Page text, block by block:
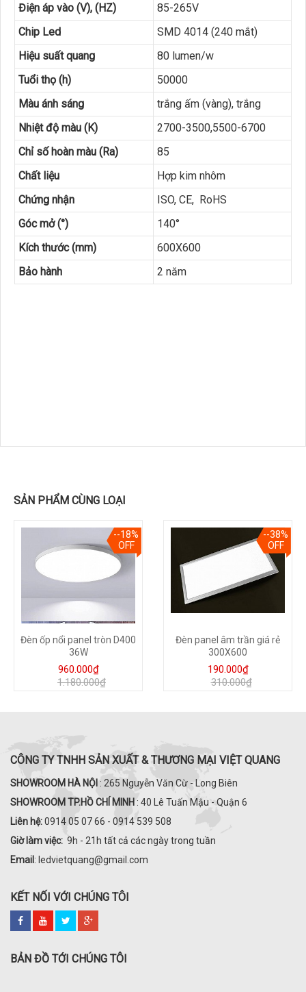
Điện áp vào (V), (HZ)
85-265V
Chip Led
SMD 4014 (240 mắt)
Hiệu suất quang
80 lumen/w
Tuổi thọ (h)
50000
Màu ánh sáng
trắng ấm (vàng), trắng
Nhiệt độ màu (K)
2700-3500,5500-6700
Chỉ số hoàn màu (Ra)
85
Chất liệu
Hợp kim nhôm
Chứng nhận
ISO, CE, RoHS
Góc mở (°)
140°
Kích thước (mm)
600X600
Bảo hành
2 năm
SẢN PHẨM CÙNG LOẠI
--18%
OFF
Đèn ốp nổi panel tròn D400
36W
960.000₫
1.180.000₫
--38%
OFF
Đèn panel âm trần giá rẻ
300X600
190.000₫
310.000₫
CÔNG TY TNHH SẢN XUẤT & THƯƠNG MẠI VIỆT QUANG
SHOWROOM HÀ NỘI : 265 Nguyễn Văn Cừ - Long Biên
SHOWROOM TP.HỒ CHÍ MINH : 40 Lê Tuấn Mậu - Quận 6
Liên hệ:0914 05 07 66 - 0914 539 508
Giờ làm việc: 9h - 21h tất cả các ngày trong tuần
Email : ledvietquang@gmail.com
KẾT NỐI VỚI CHÚNG TÔI
BẢN ĐỒ TỚI CHÚNG TÔI